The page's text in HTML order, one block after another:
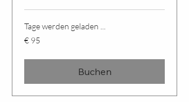
Tage werden geladen ...
95
Euro
€ 95
Buchen